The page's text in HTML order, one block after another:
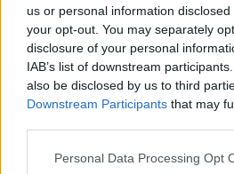
us or personal information
your opt-out. You may separately
disclosure of your personal
IAB’s list of downstream
also be disclosed by us to third
Downstream Participants that may
Personal Data Processing Opt
ΔΡΑΣΕΙΣ
Η Λέσβος στη Διεθνή
Κατασκήνωση Νέων των
Παγκόσμιων Γεωπάρκων
UNESCO
Μαθητές του Πρότυπου ΓΕΛ
Απολιθωμένο Δάσος και τη
κλιματικής αλλαγής